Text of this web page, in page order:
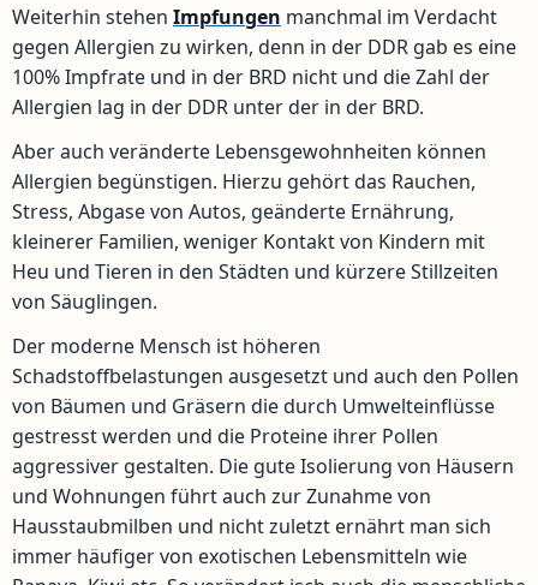
Weiterhin stehen Impfungen manchmal im Verdacht
gegen Allergien zu wirken, denn in der DDR gab es eine
100% Impfrate und in der BRD nicht und die Zahl der
Allergien lag in der DDR unter der in der BRD.
Aber auch veränderte Lebensgewohnheiten können
Allergien begünstigen. Hierzu gehört das Rauchen,
Stress, Abgase von Autos, geänderte Ernährung,
kleinerer Familien, weniger Kontakt von Kindern mit
Heu und Tieren in den Städten und kürzere Stillzeiten
von Säuglingen.
Der moderne Mensch ist höheren
Schadstoffbelastungen ausgesetzt und auch den Pollen
von Bäumen und Gräsern die durch Umwelteinflüsse
gestresst werden und die Proteine ihrer Pollen
aggressiver gestalten. Die gute Isolierung von Häusern
und Wohnungen führt auch zur Zunahme von
Hausstaubmilben und nicht zuletzt ernährt man sich
immer häufiger von exotischen Lebensmitteln wie